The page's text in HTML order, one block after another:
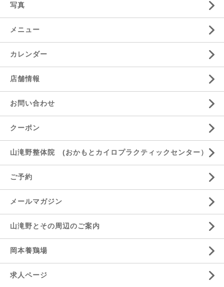
写真
メニュー
カレンダー
店舗情報
お問い合わせ
クーポン
山滝野整体院 (おかもとカイロプラクティックセンター）
ご予約
メールマガジン
山滝野とその周辺のご案内
岡本養鶏場
求人ページ